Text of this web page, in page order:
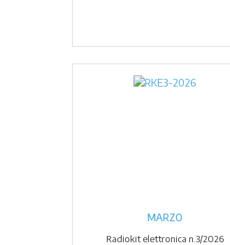
MARZO
Radiokit elettronica n.3/2026